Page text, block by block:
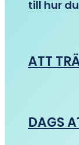
till hur
ATT
DAGS